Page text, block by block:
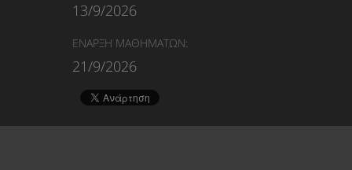
13/9/2026
ΕΝΑΡΞΗ ΜΑΘΗΜΑΤΩΝ:
21/9/2026